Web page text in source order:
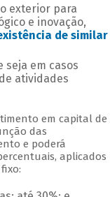
exterior para
e inovação,
de similar
seja em casos
atividades
em capital de
das
e poderá
aplicados